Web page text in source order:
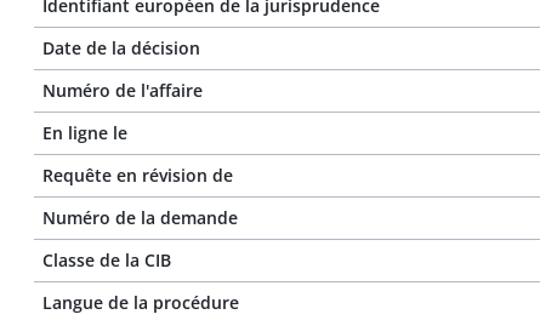
Identifiant européen de la jurisprudence
Date de la décision
Numéro de l'affaire
En ligne le
Requête en révision de
Numéro de la demande
Classe de la CIB
Langue de la procédure